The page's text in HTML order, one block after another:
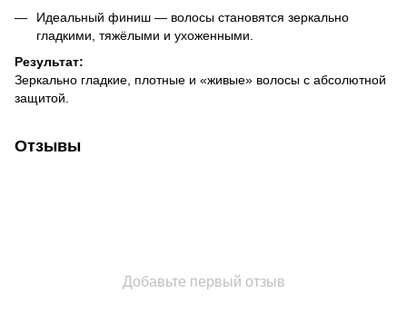
Идеальный финиш — волосы становятся зеркально
гладкими, тяжёлыми и ухоженными.
Результат:
Зеркально гладкие, плотные и «живые» волосы с абсолютной
защитой.
Отзывы
Добавьте первый отзыв